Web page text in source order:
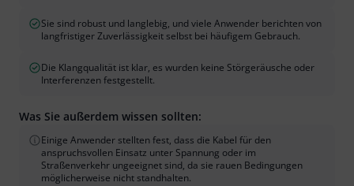
Sie sind robust und langlebig, und viele Anwender berichten von
langfristiger Zuverlässigkeit selbst bei häufigem Gebrauch.
Die Klangqualität ist klar, es wurden keine Störgeräusche oder
Interferenzen festgestellt.
Was Sie außerdem wissen sollten:
Einige Anwender stellten fest, dass die Kabel für den
anspruchsvollen Einsatz unter Spannung oder im
Straßenverkehr ungeeignet sind, da sie rauen Bedingungen
möglicherweise nicht standhalten.